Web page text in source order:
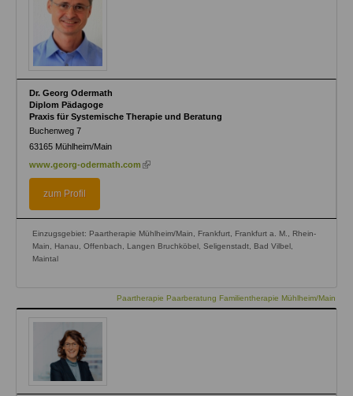
Dr. Georg Odermath
Diplom Pädagoge
Praxis für Systemische Therapie und Beratung
Buchenweg 7
63165 Mühlheim/Main
www.georg-odermath.com (link
zum Profil
Einzugsgebiet: Paartherapie Mühlheim/Main, Frankfurt, Frankfurt a. M., Rhein-
Main, Hanau, Offenbach, Langen Bruchköbel, Seligenstadt, Bad Vilbel,
Maintal
Paartherapie Paarberatung Familientherapie Mühlheim/Main